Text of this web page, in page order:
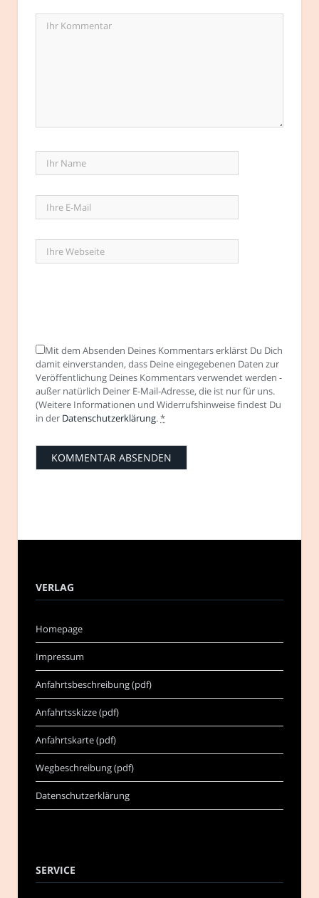
Mit dem Absenden Deines Kommentars erklärst Du Dich
damit einverstanden, dass Deine eingegebenen Daten zur
Veröffentlichung Deines Kommentars verwendet werden -
außer natürlich Deiner E-Mail-Adresse, die ist nur für uns.
(Weitere Informationen und Widerrufshinweise findest Du
in der Datenschutzerklärung.*
VERLAG
Homepage
Impressum
Anfahrtsbeschreibung (pdf)
Anfahrtsskizze (pdf)
Anfahrtskarte (pdf)
Wegbeschreibung (pdf)
Datenschutzerklärung
SERVICE